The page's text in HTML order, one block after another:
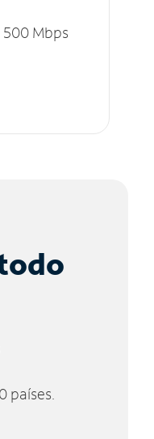
Mbps
países.